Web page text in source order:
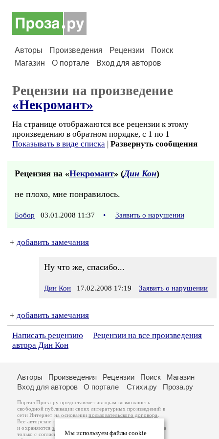
Авторы Произведения Рецензии
Поиск
Магазин
О портале Вход для авторов
Рецензии на произведение
«Некромант»
На странице отображаются все рецензии к этому
произведению в обратном порядке, с 1 по 1
Показывать в виде списка | Развернуть сообщения
Рецензия на «Некромант» (Дин Кон)
не плохо, мне понравилось.
Бобор 03.01.2008 11:37 • Заявить о нарушении
+ добавить замечания
Ну что же, спасибо...
Дин Кон 17.02.2008 17:19 Заявить о нарушении
+ добавить замечания
Написать рецензию
Рецензии на все произведения
автора Дин Кон
Мы используем файлы cookie
Авторы Произведения Рецензии Поиск
Магазин
Вход для авторов
О портале Стихи.ру Проза.ру
Портал Проза.ру предоставляет авторам возможность
свободной публикации своих литературных произведений в
сети Интернет на основаниипользовательского договора
Все авторские права на произведения принадлежат авторам
и охраняются законом
. Перепечатка произведений возможна
только с согласия его автора, к которому вы можете